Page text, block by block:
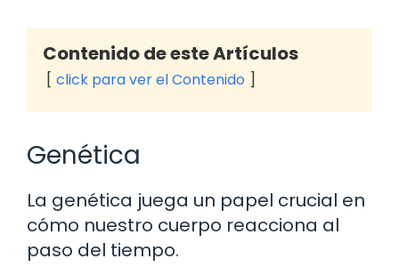
Contenido de este Artículos
click para ver el Contenido
Genética
La genética juega un papel crucial en
cómo nuestro cuerpo reacciona al
paso del tiempo.